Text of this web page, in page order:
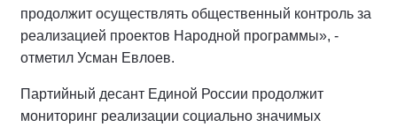
продолжит осуществлять общественный контроль за
реализацией проектов Народной программы», -
отметил Усман Евлоев.
Партийный десант Единой России продолжит
мониторинг реализации социально значимых